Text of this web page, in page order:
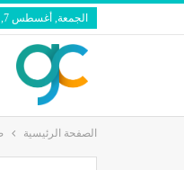
الجمعة, أغسطس 7, 2026
الصفحة الرئيسية